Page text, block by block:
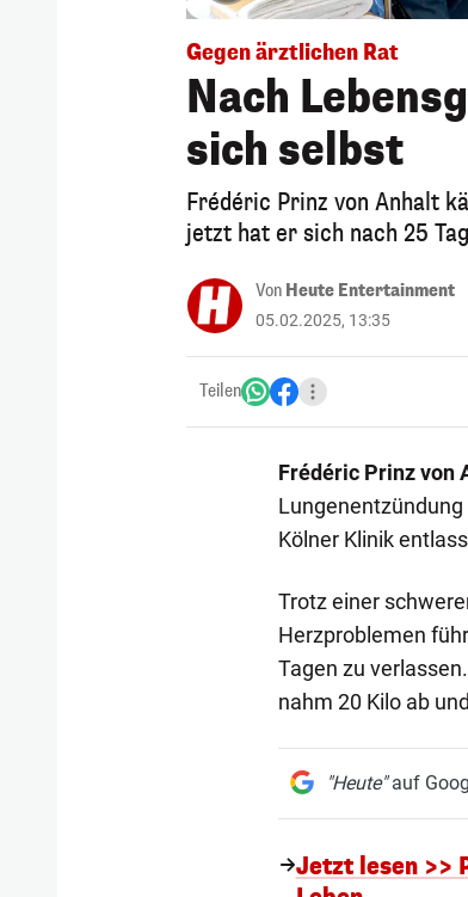
Gegen ärztlichen Rat
Nach
sich selbst
Frédéric Prinz von Anhalt
jetzt hat er sich nach 25
Von Heute Entertainment
05.02.2025, 13:35
Teilen
Frédéric Prinz von
Kölner Klinik
Trotz einer
Herzproblemen
Tagen zu
nahm 20 Kilo ab
"Heute"auf
Jetzt lesen >>